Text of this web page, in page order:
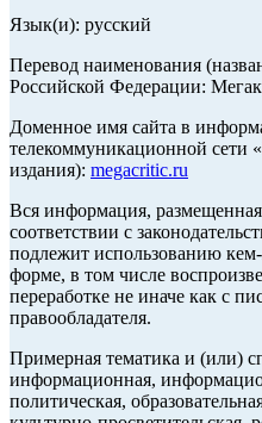
Язык(и): русский
Перевод наименования
Российской Федерации:
Доменное имя сайта в
телекоммуникационной сети
издания): megacritic.ru
Вся информация,
соответствии с
подлежит использованию
форме, в том числе
переработке не иначе как с
правообладателя.
Примерная тематика и (или)
информационная,
политическая,